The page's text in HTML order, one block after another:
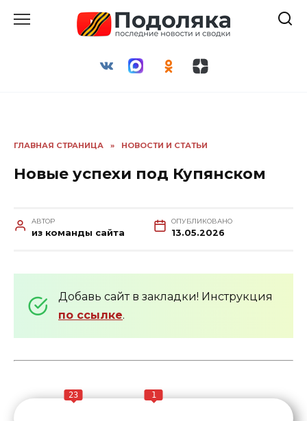
ГЛАВНАЯ СТРАНИЦА » НОВОСТИ И СТАТЬИ
Новые успехи под Купянском
АВТОР
из команды сайта
ОПУБЛИКОВАНО
13.05.2026
Добавь сайт в закладки! Инструкция
по ссылке.
23 1